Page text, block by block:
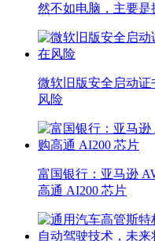
然不如电脑，主要
微软旧版安全启动
风险
富国银行：亚马逊
高通 AI200 芯片